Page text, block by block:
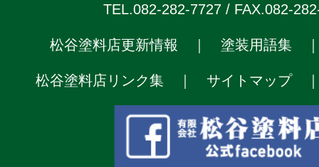
TEL.082-282-7727 / FAX.082-
松谷塗料店更新情報 塗装用語集
松谷塗料店リンク集 サイトマップ